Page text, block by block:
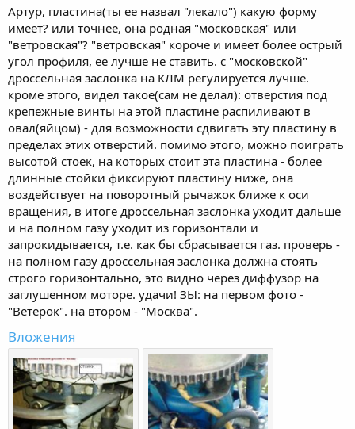
Артур, пластина(ты ее назвал "лекало") какую форму
имеет? или точнее, она родная "московская" или
"ветровская"? "ветровская" короче и имеет более острый
угол профиля, ее лучше не ставить. с "московской"
дроссельная заслонка на КЛМ регулируется лучше.
кроме этого, видел такое(сам не делал): отверстия под
крепежные винты на этой пластине распиливают в
овал(яйцом) - для возможности сдвигать эту пластину в
пределах этих отверстий. помимо этого, можно поиграть
высотой стоек, на которых стоит эта пластина - более
длинные стойки фиксируют пластину ниже, она
воздействует на поворотный рычажок ближе к оси
вращения, в итоге дроссельная заслонка уходит дальше
и на полном газу уходит из горизонтали и
запрокидывается, т.е. как бы сбрасывается газ. проверь -
на полном газу дроссельная заслонка должна стоять
строго горизонтально, это видно через диффузор на
заглушенном моторе. удачи! ЗЫ: на первом фото -
"Ветерок". на втором - "Москва".
Вложения